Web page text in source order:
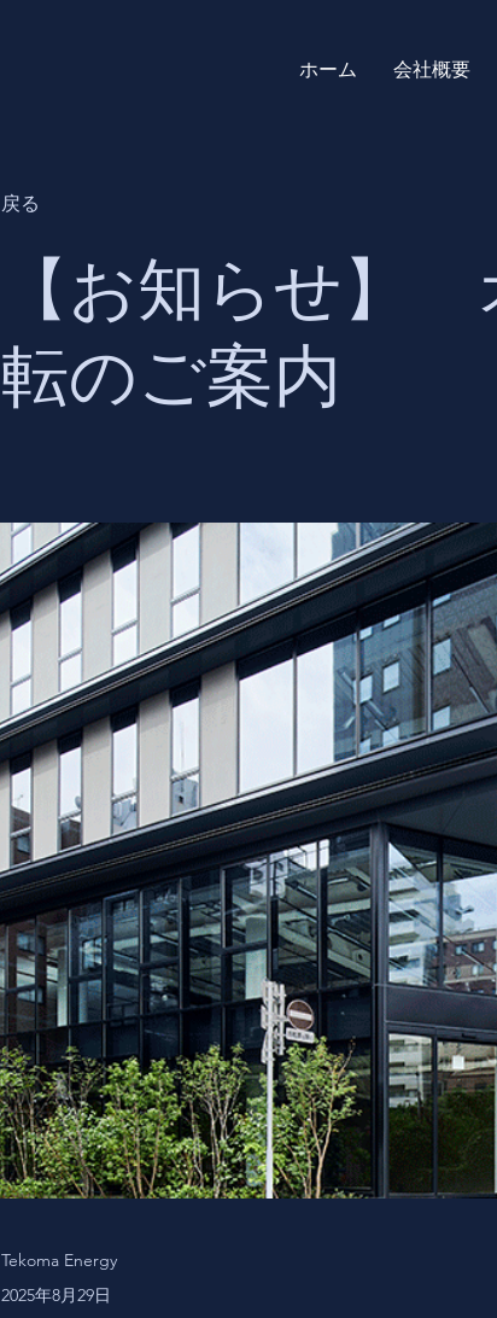
ホーム 会社概要
戻る
【お知らせ】
転のご案内
Tekoma Energy
2025年8月29日